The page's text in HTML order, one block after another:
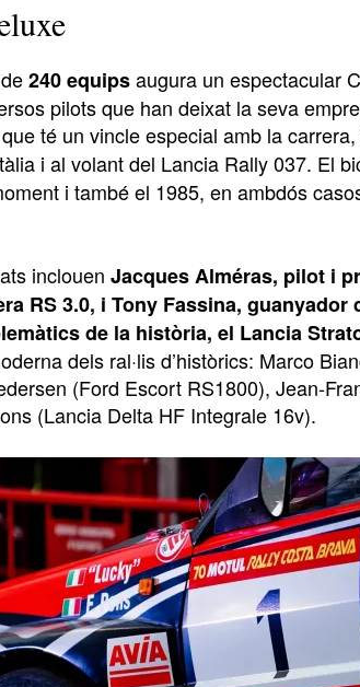
240 equipsaugura un espectacular
pilots que han deixat la seva
té un vincle especial amb la
i al volant del Lancia Rally 037. El
i també el 1985, en ambdós
inclouen Jacques Alméras, pilot i
RS 3.0, i Tony Fassina,
de la història, el Lancia
dels ral·lis d’històrics: Marco
(Ford Escort RS1800), Jean-
(Lancia Delta HF Integrale 16v).